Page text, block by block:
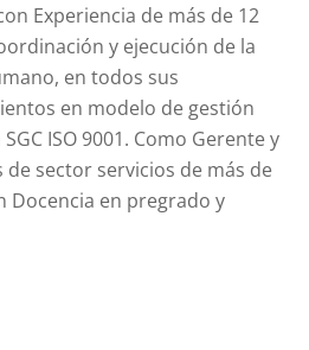
Experiencia de más de 12
y ejecución de la
en todos sus
en modelo de gestión
ISO 9001. Como Gerente y
sector servicios de más de
Docencia en pregrado y